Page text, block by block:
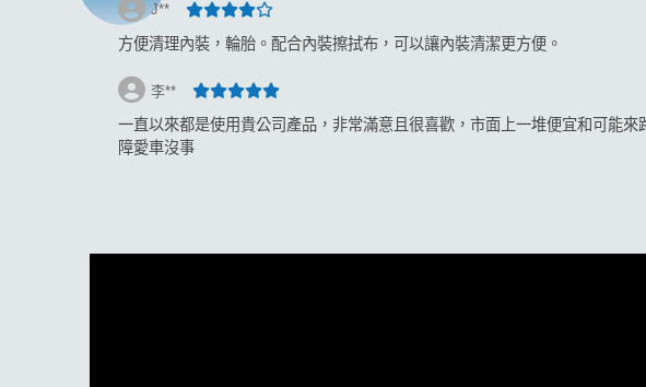
J**
方便清理內裝，輪胎。配合內裝擦拭布，可以讓內裝清潔更方便。
李**
一直以來都是使用貴公司產品，非常滿意且很喜歡，市面上一堆便宜和可能
障愛車沒事